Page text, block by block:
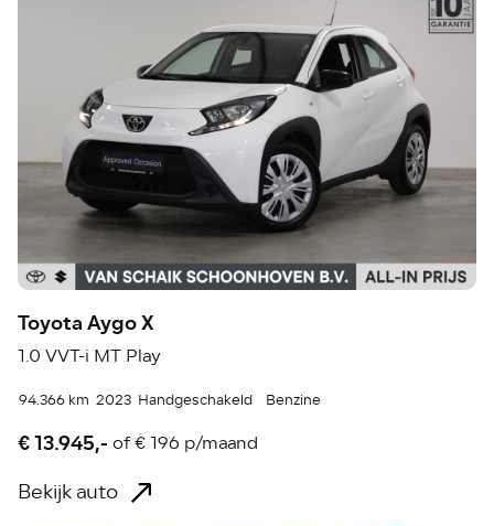
Toyota Aygo X
1.0 VVT-i MT Play
94.366 km 2023 Handgeschakeld Benzine
€ 13.945,- of€ 196 p/maand
Bekijk auto